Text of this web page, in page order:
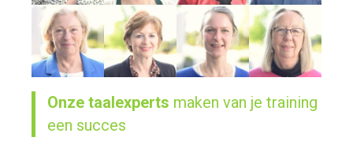
Onze taalexperts maken van je training
een succes